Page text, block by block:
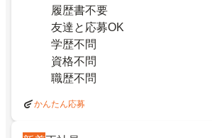
履歴書不要
友達と応募OK
学歴不問
資格不問
職歴不問
かんたん応募